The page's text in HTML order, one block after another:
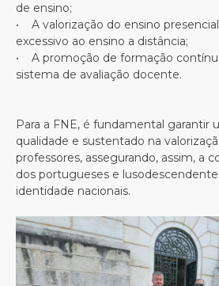
de ensino;
• A valorização do ensino
excessivo ao ensino a distância;
• A promoção de formação
sistema de avaliação docente.
Para a FNE, é fundamental garantir
qualidade e sustentado na
professores, assegurando, assim, a
dos portugueses e
identidade nacionais.